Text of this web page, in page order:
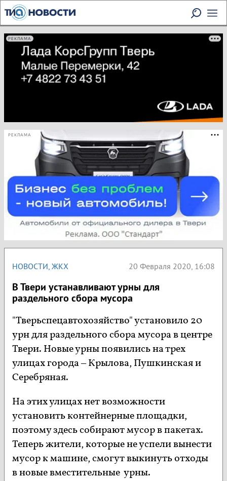
РЕКЛАМА
РЕКЛАМА
НОВОСТИ, ЖКХ 20 Февраля 2020, 16:08
В Твери устанавливают урны для
раздельного сбора мусора
"Тверьспецавтохозяйство" установило 20
урн для раздельного сбора мусора в центре
Твери. Новые урны появились на трех
улицах города – Крылова, Пушкинская и
Серебряная.
На этих улицах нет возможности
установить контейнерные площадки,
поэтому здесь собирают мусор в пакетах.
Теперь жители, которые не успели вынести
мусор к машине, смогут выкинуть отходы
в новые вместительные урны.